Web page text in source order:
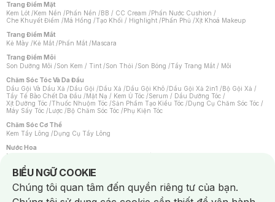
Trang Điểm Mặt
Kem Lót /Kem Nền /Phấn Nền /BB / CC Cream /Phấn Nước Cushion /
Che Khuyết Điểm /Má Hồng /Tạo Khối / Highlight /Phấn Phủ /Xịt Khoá Makeup
Trang Điểm Mắt
Kẻ Mày /Kẻ Mắt /Phấn Mắt /Mascara
Trang Điểm Môi
Son Dưỡng Môi /Son Kem / Tint /Son Thỏi /Son Bóng /Tẩy Trang Mắt / Môi
Chăm Sóc Tóc Và Da Đầu
Dầu Gội Và Dầu Xả /Dầu Gội /Dầu Xả /Dầu Gội Khô /Dầu Gội Xả 2in1 /Bộ Gội Xả /
Tẩy Tế Bào Chết Da Đầu /Mặt Nạ / Kem Ủ Tóc /Serum / Dầu Dưỡng Tóc /
Xịt Dưỡng Tóc /Thuốc Nhuộm Tóc /Sản Phẩm Tạo Kiểu Tóc /Dụng Cụ Chăm Sóc Tóc /
Máy Sấy Tóc /Lược /Bộ Chăm Sóc Tóc /Phụ Kiện Tóc
Chăm Sóc Cơ Thể
Kem Tẩy Lông /Dụng Cụ Tẩy Lông
Nước Hoa
Nước Hoa Nữ
Chăm Sóc Cá Nhân
Chống Muỗi /Khẩu Trang /Máy Massage/Mặt Nạ Xông Hơi /Nước Rửa Tay/
Sản Phẩm Chăm Sóc Khác /Bàn Chải Đánh Răng /Bàn Chải Điện/
BIỂU NGỮ COOKIE
Notice about cookies usage
Chúng tôi quan tâm đến quyền riêng tư của bạn.